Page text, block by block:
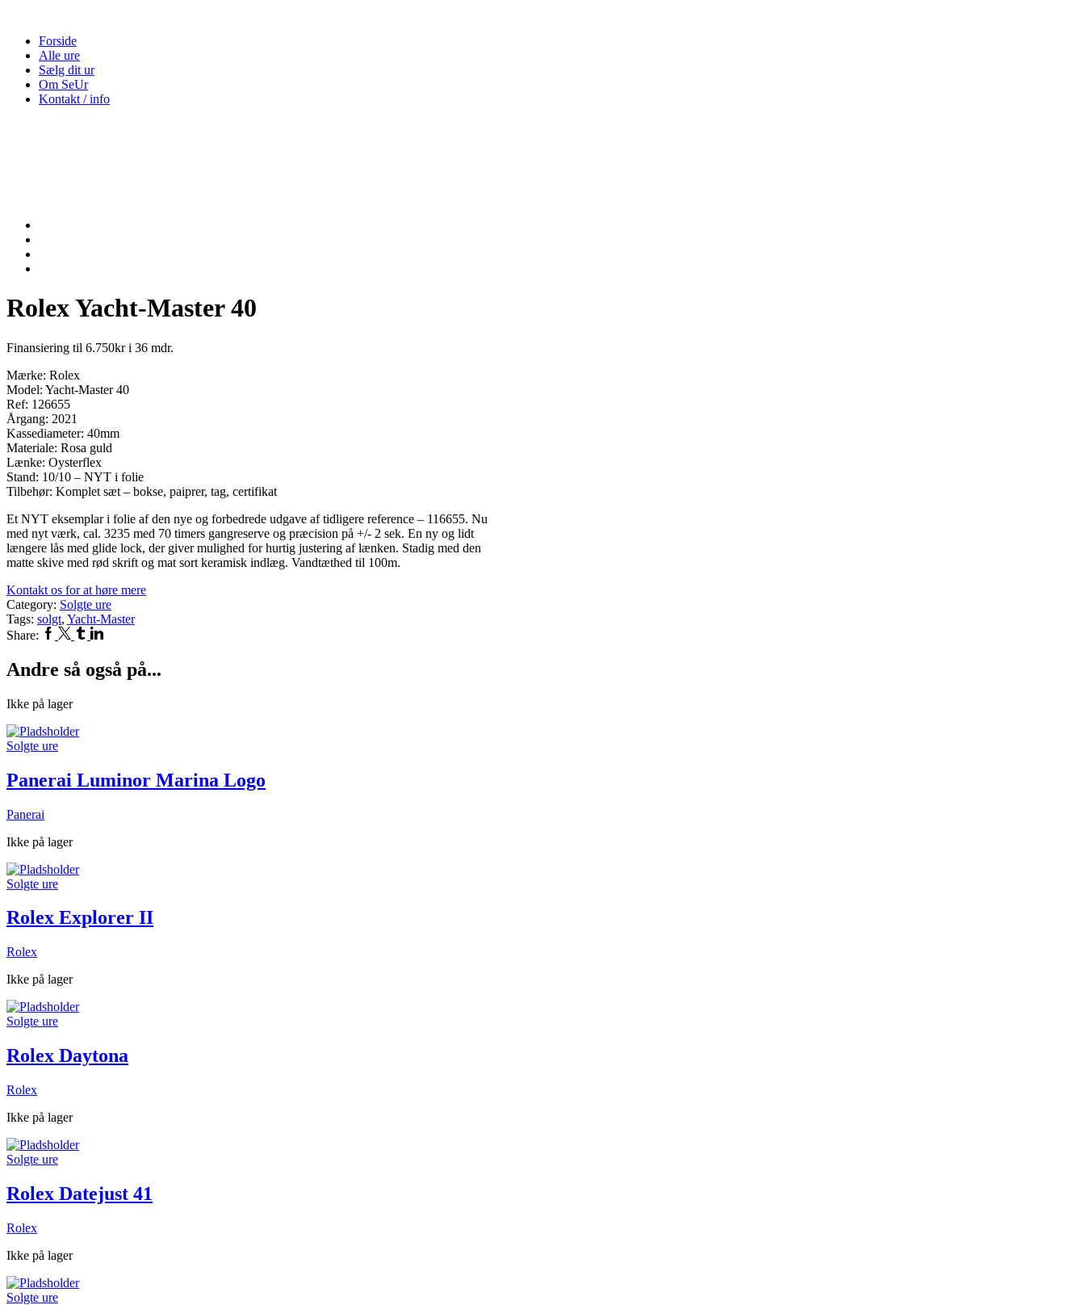
Forside
Alle ure
Sælg dit ur
Om SeUr
Kontakt / info
Rolex Yacht-Master 40
Finansiering til 6.750kr i 36 mdr.
Mærke: Rolex
Model: Yacht-Master 40
Ref: 126655
Årgang: 2021
Kassediameter: 40mm
Materiale: Rosa guld
Lænke: Oysterflex
Stand: 10/10 – NYT i folie
Tilbehør: Komplet sæt – bokse, paiprer, tag, certifikat
Et NYT eksemplar i folie af den nye og forbedrede udgave af tidligere reference – 116655. Nu
med nyt værk, cal. 3235 med 70 timers gangreserve og præcision på +/- 2 sek. En ny og lidt
længere lås med glide lock, der giver mulighed for hurtig justering af lænken. Stadig med den
matte skive med rød skrift og mat sort keramisk indlæg. Vandtæthed til 100m.
Kontakt os for at høre mere
Category: Solgte ure
Tags: solgt, Yacht-Master
Share: Facebook
Twitter
TumblrLinkedin
Andre så også på...
Ikke på lager
Solgte ure
Panerai Luminor Marina Logo
Panerai
Ikke på lager
Solgte ure
Rolex Explorer II
Rolex
Ikke på lager
Solgte ure
Rolex Daytona
Rolex
Ikke på lager
Solgte ure
Rolex Datejust 41
Rolex
Ikke på lager
Solgte ure